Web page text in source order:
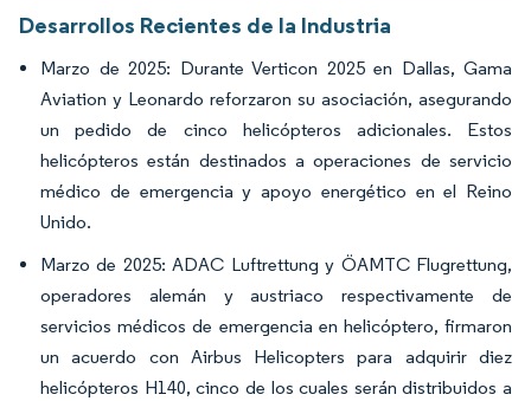
Desarrollos Recientes de la Industria
Marzo de 2025: Durante Verticon 2025 en Dallas, Gama
Aviation y Leonardo reforzaron su asociación, asegurando
un pedido de cinco helicópteros adicionales. Estos
helicópteros están destinados a operaciones de servicio
médico de emergencia y apoyo energético en el Reino
Unido.
Marzo de 2025: ADAC Luftrettung y ÖAMTC Flugrettung,
operadores alemán y austriaco respectivamente de
servicios médicos de emergencia en helicóptero, firmaron
un acuerdo con Airbus Helicopters para adquirir diez
helicópteros H140, cinco de los cuales serán distribuidos a